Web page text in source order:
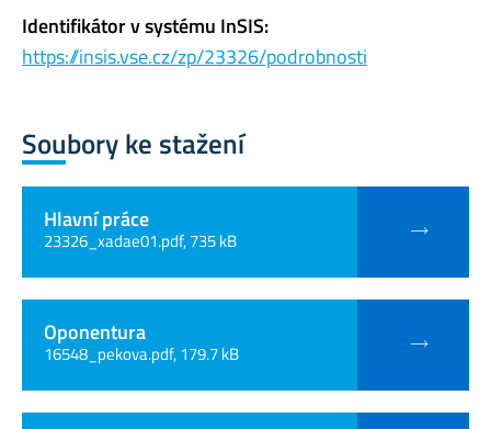
Identifikátor v systému InSIS:
https://insis.vse.cz/zp/23326/podrobnosti
Soubory ke stažení
Hlavní práce
23326_xadae01.pdf, 735 kB
Oponentura
16548_pekova.pdf, 179.7 kB